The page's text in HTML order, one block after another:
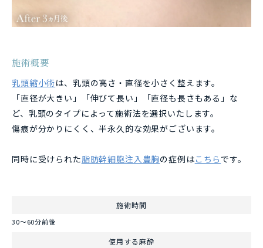
施術概要
乳頭縮小術は、乳頭の高さ・直径を小さく整えます。
「直径が大きい」「伸びて長い」「直径も長さもある」な
ど、乳頭のタイプによって施術法を選択いたします。
傷痕が分かりにくく、半永久的な効果がございます。
同時に受けられた脂肪幹細胞注入豊胸の症例はこちら です。
施術時間
30〜60分前後
使用する麻酔